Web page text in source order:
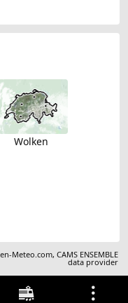
Wolken
Meteo.com,CAMS ENSEMBLE
data provider